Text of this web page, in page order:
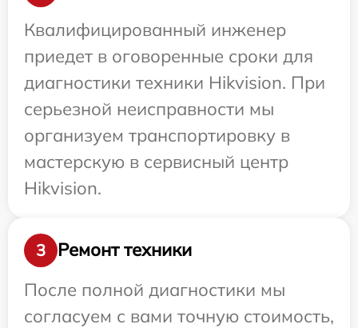
Квалифицированный инженер
приедет в оговоренные сроки для
диагностики техники Hikvision. При
серьезной неисправности мы
организуем транспортировку в
мастерскую в сервисный центр
Hikvision.
3
Ремонт техники
После полной диагностики мы
согласуем с вами точную стоимость,